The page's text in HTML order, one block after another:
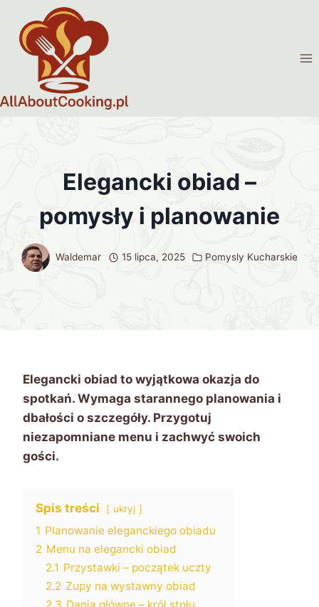
treści
Elegancki obiad –
pomysły i planowanie
Waldemar 15 lipca, 2025 Pomysly Kucharskie
Elegancki obiad to wyjątkowa okazja do
spotkań. Wymaga starannego planowania i
dbałości o szczegóły. Przygotuj
niezapomniane menu i zachwyć swoich
gości.
Spis treści ukryj
1 Planowanie eleganckiego obiadu
2 Menu na elegancki obiad
2.1 Przystawki – początek uczty
2.2 Zupy na wystawny obiad